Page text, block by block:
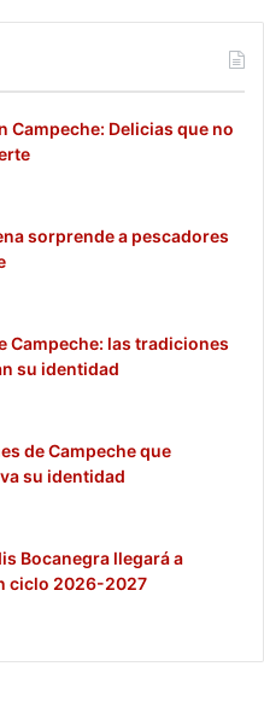
Campeche: Delicias que no
sorprende a pescadores
Campeche: las tradiciones
su identidad
de Campeche que
su identidad
Bocanegra llegará a
ciclo 2026-2027